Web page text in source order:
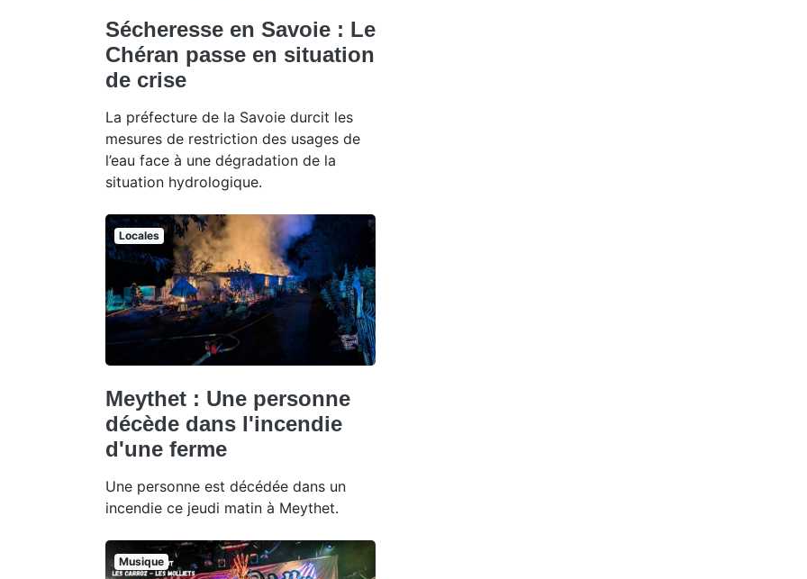
Sécheresse en Savoie : Le
Chéran passe en situation
de crise
La préfecture de la Savoie durcit les
mesures de restriction des usages de
l’eau face à une dégradation de la
situation hydrologique.
Locales
Meythet : Une personne
décède dans l'incendie
d'une ferme
Une personne est décédée dans un
incendie ce jeudi matin à Meythet.
Musique